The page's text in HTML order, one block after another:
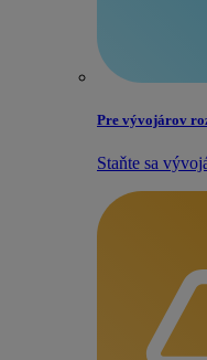
Pre vývojárov
Staňte sa